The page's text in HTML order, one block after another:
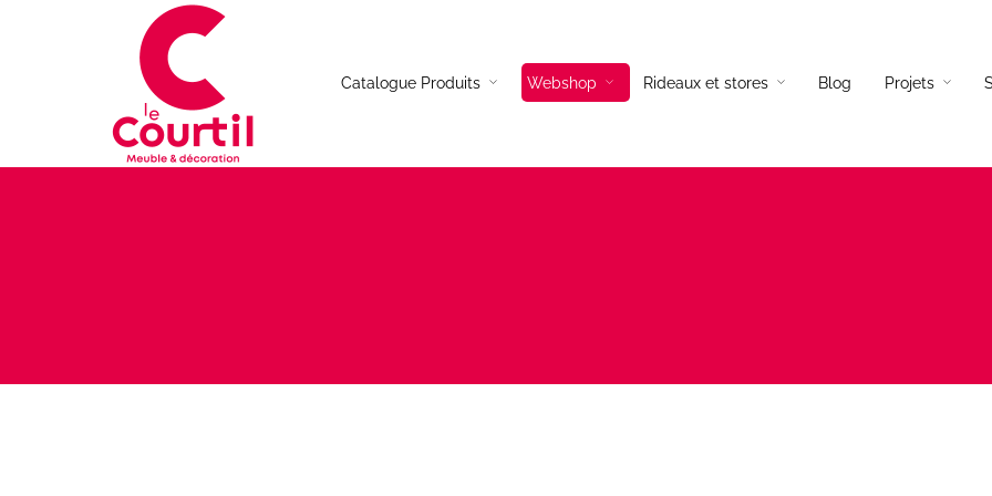
Catalogue Produits
Table de repas Canapés tissus Lampadaires
Webshop Rideaux et stores Blog Projets